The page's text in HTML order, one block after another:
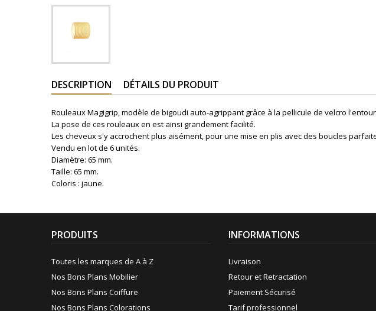
DESCRIPTION DÉTAILS DU PRODUIT
Rouleaux Magigrip, modèle de bigoudi auto-agrippant grâce à la pellicule de velcro
La pose de ces rouleaux en est ainsi grandement facilité.
Les cheveux s'y accrochent plus aisément, pour une mise en plis avec des boucles
Vendu en lot de 6 unités.
Diamètre: 65 mm.
Taille: 65 mm.
Coloris : jaune.
PRODUITS
Toutes les marques de A à Z
Nos Bons Plans Mobilier
Nos Bons Plans Coiffure
Nos Bons Plans Colorations
INFORMATIONS
Livraison
Retour et Retractation
Paiement Sécurisé
Tarif professionnel